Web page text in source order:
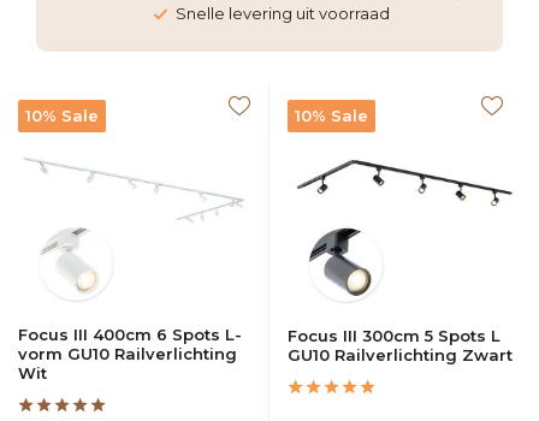
Snelle levering uit voorraad
10% Sale
Focus III 400cm 6 Spots L-
vorm GU10 Railverlichting
Wit
10% Sale
Focus III 300cm 5 Spots L
GU10 Railverlichting Zwart